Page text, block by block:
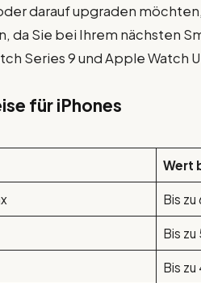
darauf upgraden
da Sie bei Ihrem nächsten
Series 9 und Apple Watch
für iPhones
Wert
Bis
Bis
Bis